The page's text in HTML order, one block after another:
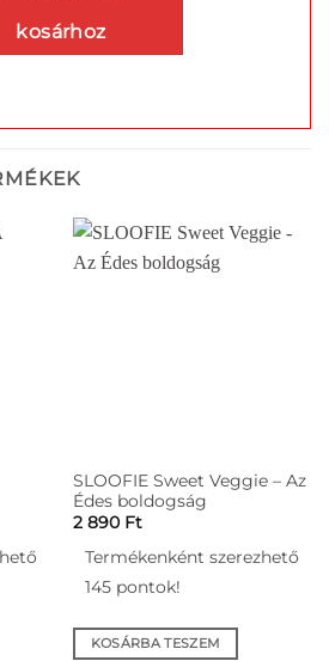
kosárhoz
SLOOFIE Sweet Veggie – Az
Édes boldogság
2 890 Ft
Termékenként szerezhető
145 pontok!
KOSÁRBA TESZEM